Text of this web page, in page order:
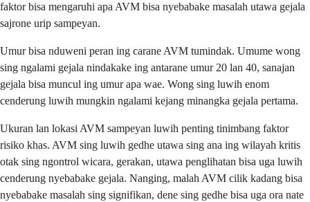
faktor bisa mengaruhi apa AVM bisa nyebabake masalah utawa gejala
sajrone urip sampeyan.
Umur bisa nduweni peran ing carane AVM tumindak. Umume wong
sing ngalami gejala nindakake ing antarane umur 20 lan 40, sanajan
gejala bisa muncul ing umur apa wae. Wong sing luwih enom
cenderung luwih mungkin ngalami kejang minangka gejala pertama.
Ukuran lan lokasi AVM sampeyan luwih penting tinimbang faktor
risiko khas. AVM sing luwih gedhe utawa sing ana ing wilayah kritis
otak sing ngontrol wicara, gerakan, utawa penglihatan bisa uga luwih
cenderung nyebabake gejala. Nanging, malah AVM cilik kadang bisa
nyebabake masalah sing signifikan, dene sing gedhe bisa uga ora nate